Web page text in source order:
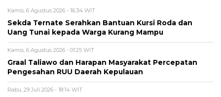
Kamis, 6 Agustus 2026 - 16:34 WIT
Sekda Ternate Serahkan Bantuan Kursi Roda dan
Uang Tunai kepada Warga Kurang Mampu
Kamis, 6 Agustus 2026 - 01:25 WIT
Graal Taliawo dan Harapan Masyarakat Percepatan
Pengesahan RUU Daerah Kepulauan
Rabu, 29 Juli 2026 - 18:14 WIT